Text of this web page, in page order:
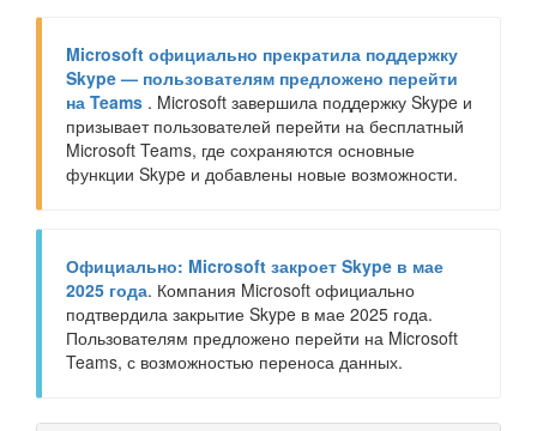
Microsoft официально прекратила поддержку
Skype — пользователям предложено перейти
на Teams . Microsoft завершила поддержку Skype и
призывает пользователей перейти на бесплатный
Microsoft Teams, где сохраняются основные
функции Skype и добавлены новые возможности.
Официально: Microsoft закроет Skype в мае
2025 года. Компания Microsoft официально
подтвердила закрытие Skype в мае 2025 года.
Пользователям предложено перейти на Microsoft
Teams, с возможностью переноса данных.